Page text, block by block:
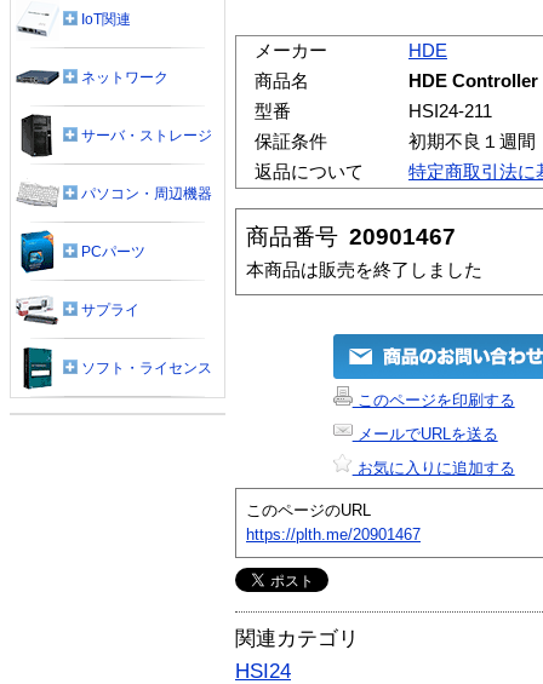
メーカー
HDE
商品名
HDE Controller
型番
HSI24-211
保証条件
初期不良１週間
返品について
特定商取引法に
商品番号 20901467
本商品は販売を終了しました
このページを印刷する
メールでURLを送る
お気に入りに追加する
このページのURL
https://plth.me/20901467
関連カテゴリ
HSI24
IoT関連
ネットワーク
サーバ・ストレージ
パソコン・周辺機器
PCパーツ
サプライ
ソフト・ライセンス